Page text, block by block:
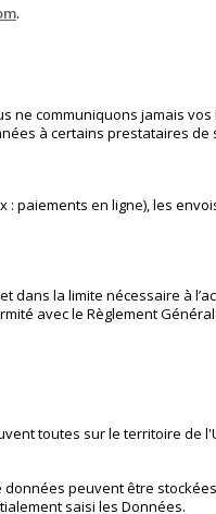
.
ne communiquons jamais
à certains prestataires de
paiements en ligne), les
la limite nécessaire à
avec le Règlement
toutes sur le territoire de
peuvent être
saisi les Données.